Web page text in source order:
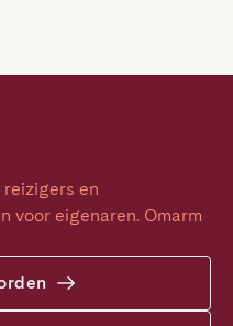
en
voor eigenaren. Omarm